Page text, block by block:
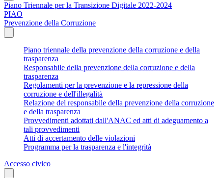
Piano Triennale per la Transizione Digitale 2022-2024
PIAO
Prevenzione della Corruzione
Piano triennale della prevenzione della corruzione e della
trasparenza
Responsabile della prevenzione della corruzione e della
trasparenza
Regolamenti per la prevenzione e la repressione della
corruzione e dell'illegalità
Relazione del responsabile della prevenzione della corruzione
e della trasparenza
Provvedimenti adottati dall'ANAC ed atti di adeguamento a
tali provvedimenti
Atti di accertamento delle violazioni
Programma per la trasparenza e l'integrità
Accesso civico